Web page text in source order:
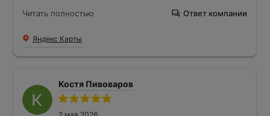
приборов произвели быстро своим
реквизиты нашей компании.
Читать полностью Ответ компании
Яндекс Карты
Костя Пивоваров